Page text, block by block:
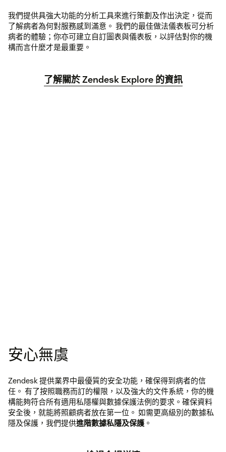
我們提供具強大功能的分析工具來進行策劃及作出決定，從而
了解病者為何對服務感到滿意。 我們的最佳做法儀表板可分析
病者的體驗；你亦可建立自訂圖表與儀表板，以評估對你的機
構而言什麼才是最重要。
了解關於 Zendesk Explore 的資訊
安心無虞
Zendesk 提供業界中最優質的安全功能，確保得到病者的信
任。 有了按照職務而訂的權限，以及強大的文件系統，你的機
構能夠符合所有適用私隱權與數據保護法例的要求。確保資料
安全後，就能將照顧病者放在第一位。 如需更高級別的數據私
隱及保護，我們提供進階數據私隱及保護 。